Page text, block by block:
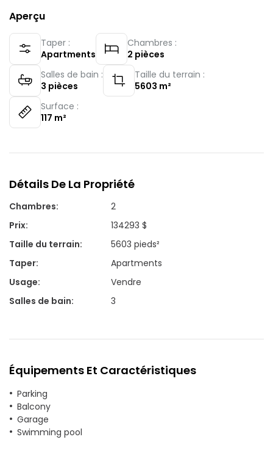
Aperçu
Taper :
Apartments
Chambres :
2 pièces
Salles de bain :
3 pièces
Taille du terrain :
5603 m²
Surface :
117 m²
Détails De La Propriété
Chambres:
2
Prix:
134293 $
Taille du terrain:
5603 pieds²
Taper:
Apartments
Usage:
Vendre
Salles de bain: 3
Équipements Et Caractéristiques
Parking
Balcony
Garage
Swimming pool